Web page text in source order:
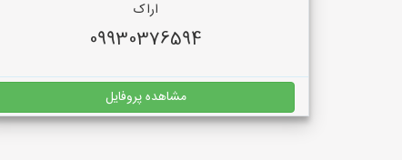
اراک
09930376594
مشاهده پروفایل